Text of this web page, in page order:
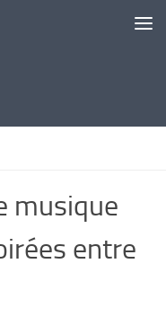
musique
entre